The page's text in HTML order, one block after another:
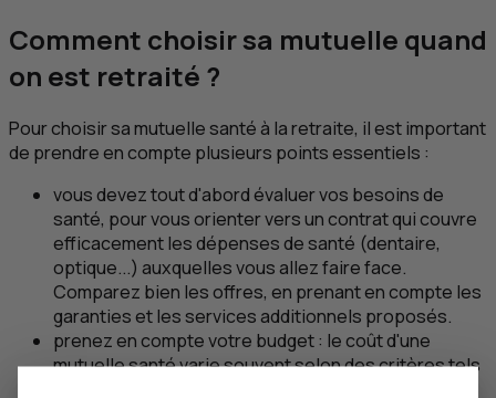
Comment choisir sa mutuelle quand
on est retraité ?
Pour choisir sa mutuelle santé à la retraite, il est important
de prendre en compte plusieurs points essentiels :
vous devez tout d'abord évaluer vos besoins de
santé, pour vous orienter vers un contrat qui couvre
efficacement les dépenses de santé (dentaire,
optique...) auxquelles vous allez faire face.
Comparez bien les offres, en prenant en compte les
garanties et les services additionnels proposés.
prenez en compte votre budget : le coût d'une
mutuelle santé varie souvent selon des critères tels